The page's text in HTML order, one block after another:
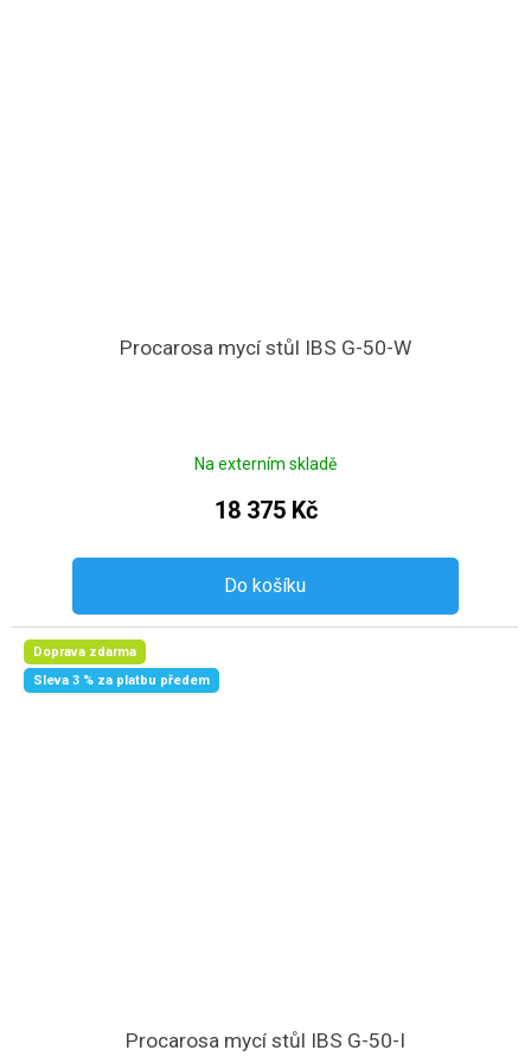
Procarosa mycí stůl IBS G-50-W
Na externím skladě
18 375 Kč
Do košíku
Doprava zdarma
Sleva 3 % za platbu předem
Procarosa mycí stůl IBS G-50-I